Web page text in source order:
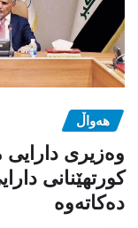
هەواڵ
وەزیری
کورتهێنانی
دەکاتەوە